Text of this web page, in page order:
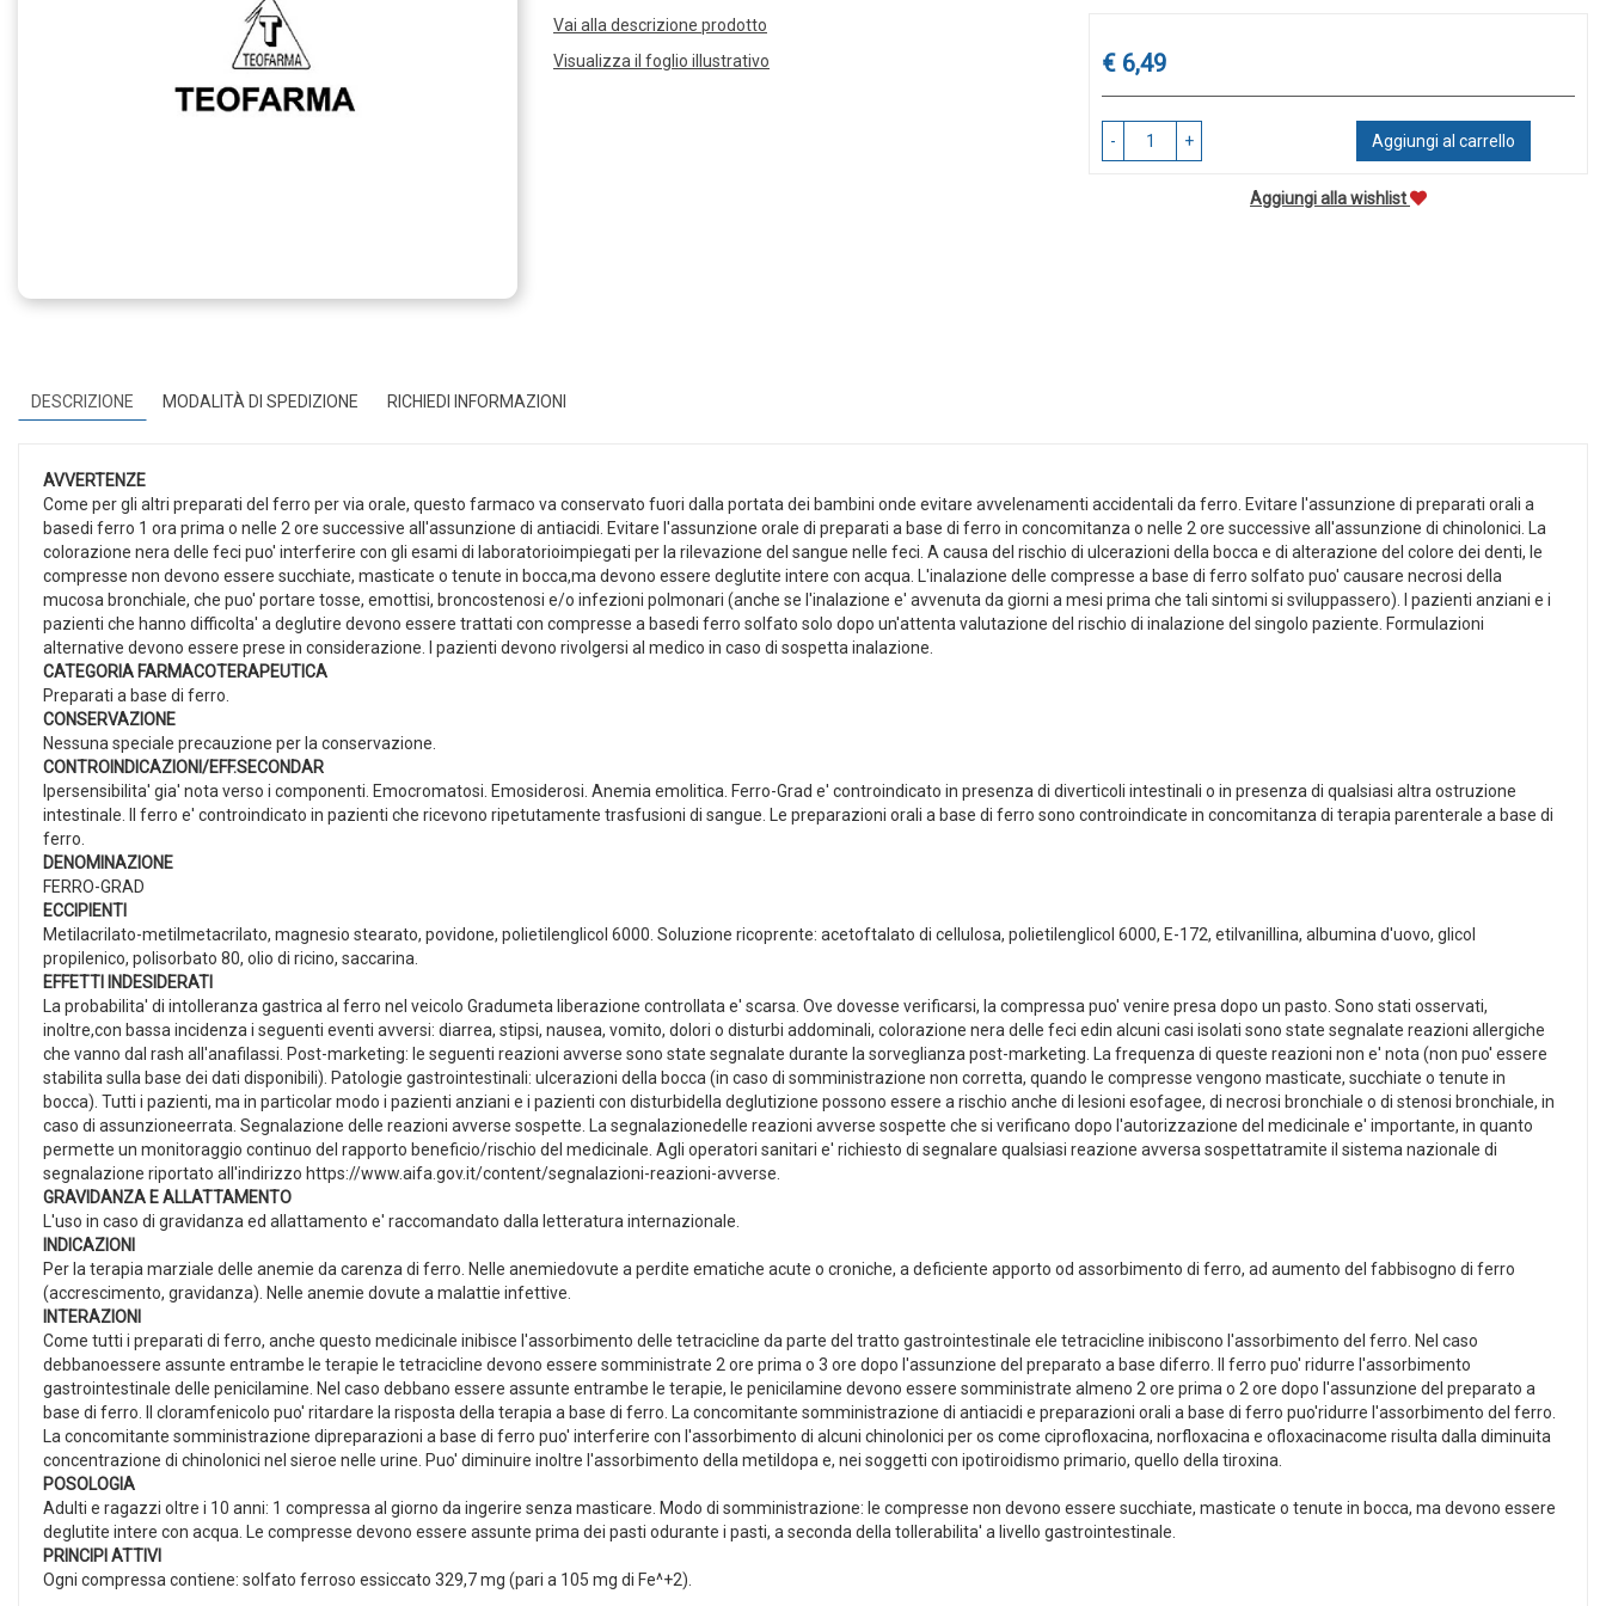
Vai alla descrizione prodotto
Visualizza il foglio illustrativo
Prezzo
€ 6,49
- + Aggiungi al carrello
Aggiungi alla wishlist
DESCRIZIONE MODALITÀ DI SPEDIZIONE RICHIEDI INFORMAZIONI
AVVERTENZE
Come per gli altri preparati del ferro per via orale, questo farmaco va conservato fuori dalla portata dei bambini onde evitare avvelenamenti accidentali da ferro. Evitare l'assunzione di preparati orali a
basedi ferro 1 ora prima o nelle 2 ore successive all'assunzione di antiacidi. Evitare l'assunzione orale di preparati a base di ferro in concomitanza o nelle 2 ore successive all'assunzione di chinolonici. La
colorazione nera delle feci puo' interferire con gli esami di laboratorioimpiegati per la rilevazione del sangue nelle feci. A causa del rischio di ulcerazioni della bocca e di alterazione del colore dei denti, le
compresse non devono essere succhiate, masticate o tenute in bocca,ma devono essere deglutite intere con acqua. L'inalazione delle compresse a base di ferro solfato puo' causare necrosi della
mucosa bronchiale, che puo' portare tosse, emottisi, broncostenosi e/o infezioni polmonari (anche se l'inalazione e' avvenuta da giorni a mesi prima che tali sintomi si sviluppassero). I pazienti anziani e i
pazienti che hanno difficolta' a deglutire devono essere trattati con compresse a basedi ferro solfato solo dopo un'attenta valutazione del rischio di inalazione del singolo paziente. Formulazioni
alternative devono essere prese in considerazione. I pazienti devono rivolgersi al medico in caso di sospetta inalazione.
CATEGORIA FARMACOTERAPEUTICA
Preparati a base di ferro.
CONSERVAZIONE
Nessuna speciale precauzione per la conservazione.
CONTROINDICAZIONI/EFF.SECONDAR
Ipersensibilita' gia' nota verso i componenti. Emocromatosi. Emosiderosi. Anemia emolitica. Ferro-Grad e' controindicato in presenza di diverticoli intestinali o in presenza di qualsiasi altra ostruzione
intestinale. Il ferro e' controindicato in pazienti che ricevono ripetutamente trasfusioni di sangue. Le preparazioni orali a base di ferro sono controindicate in concomitanza di terapia parenterale a base di
ferro.
DENOMINAZIONE
FERRO-GRAD
ECCIPIENTI
Metilacrilato-metilmetacrilato, magnesio stearato, povidone, polietilenglicol 6000. Soluzione ricoprente: acetoftalato di cellulosa, polietilenglicol 6000, E-172, etilvanillina, albumina d'uovo, glicol
propilenico, polisorbato 80, olio di ricino, saccarina.
EFFETTI INDESIDERATI
La probabilita' di intolleranza gastrica al ferro nel veicolo Gradumeta liberazione controllata e' scarsa. Ove dovesse verificarsi, la compressa puo' venire presa dopo un pasto. Sono stati osservati,
inoltre,con bassa incidenza i seguenti eventi avversi: diarrea, stipsi, nausea, vomito, dolori o disturbi addominali, colorazione nera delle feci edin alcuni casi isolati sono state segnalate reazioni allergiche
che vanno dal rash all'anafilassi. Post-marketing: le seguenti reazioni avverse sono state segnalate durante la sorveglianza post-marketing. La frequenza di queste reazioni non e' nota (non puo' essere
stabilita sulla base dei dati disponibili). Patologie gastrointestinali: ulcerazioni della bocca (in caso di somministrazione non corretta, quando le compresse vengono masticate, succhiate o tenute in
bocca). Tutti i pazienti, ma in particolar modo i pazienti anziani e i pazienti con disturbidella deglutizione possono essere a rischio anche di lesioni esofagee, di necrosi bronchiale o di stenosi bronchiale, in
caso di assunzioneerrata. Segnalazione delle reazioni avverse sospette. La segnalazionedelle reazioni avverse sospette che si verificano dopo l'autorizzazione del medicinale e' importante, in quanto
permette un monitoraggio continuo del rapporto beneficio/rischio del medicinale. Agli operatori sanitari e' richiesto di segnalare qualsiasi reazione avversa sospettatramite il sistema nazionale di
segnalazione riportato all'indirizzo https://www.aifa.gov.it/content/segnalazioni-reazioni-avverse.
GRAVIDANZA E ALLATTAMENTO
L'uso in caso di gravidanza ed allattamento e' raccomandato dalla letteratura internazionale.
INDICAZIONI
Per la terapia marziale delle anemie da carenza di ferro. Nelle anemiedovute a perdite ematiche acute o croniche, a deficiente apporto od assorbimento di ferro, ad aumento del fabbisogno di ferro
(accrescimento, gravidanza). Nelle anemie dovute a malattie infettive.
INTERAZIONI
Come tutti i preparati di ferro, anche questo medicinale inibisce l'assorbimento delle tetracicline da parte del tratto gastrointestinale ele tetracicline inibiscono l'assorbimento del ferro. Nel caso
debbanoessere assunte entrambe le terapie le tetracicline devono essere somministrate 2 ore prima o 3 ore dopo l'assunzione del preparato a base diferro. Il ferro puo' ridurre l'assorbimento
gastrointestinale delle penicilamine. Nel caso debbano essere assunte entrambe le terapie, le penicilamine devono essere somministrate almeno 2 ore prima o 2 ore dopo l'assunzione del preparato a
base di ferro. Il cloramfenicolo puo' ritardare la risposta della terapia a base di ferro. La concomitante somministrazione di antiacidi e preparazioni orali a base di ferro puo'ridurre l'assorbimento del ferro.
La concomitante somministrazione dipreparazioni a base di ferro puo' interferire con l'assorbimento di alcuni chinolonici per os come ciprofloxacina, norfloxacina e ofloxacinacome risulta dalla diminuita
concentrazione di chinolonici nel sieroe nelle urine. Puo' diminuire inoltre l'assorbimento della metildopa e, nei soggetti con ipotiroidismo primario, quello della tiroxina.
POSOLOGIA
Adulti e ragazzi oltre i 10 anni: 1 compressa al giorno da ingerire senza masticare. Modo di somministrazione: le compresse non devono essere succhiate, masticate o tenute in bocca, ma devono essere
deglutite intere con acqua. Le compresse devono essere assunte prima dei pasti odurante i pasti, a seconda della tollerabilita' a livello gastrointestinale.
PRINCIPI ATTIVI
Ogni compressa contiene: solfato ferroso essiccato 329,7 mg (pari a 105 mg di Fe^+2).